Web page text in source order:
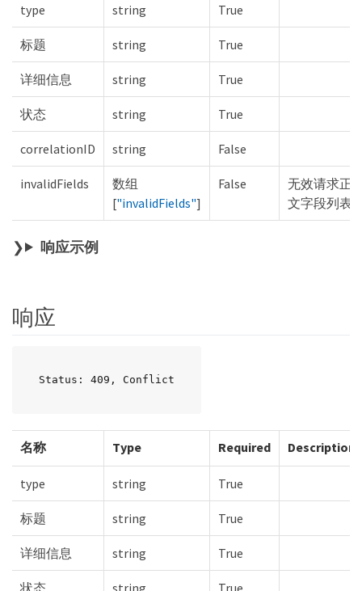
type string True
标题 string True
详细信息 string True
状态 string True
correlationID string False
invalidFields
数组
["invalidFields"]
False
无效请求正
文字段列表
响应示例
响应
Status: 409, Conflict
名称 Type Required Description
type string True
标题 string True
详细信息 string True